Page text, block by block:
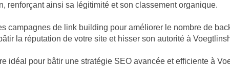
renforçant ainsi sa légitimité et son classement organique.
campagnes de link building pour améliorer le nombre de
la réputation de votre site et hisser son autorité à
idéal pour bâtir une stratégie SEO avancée et efficiente à